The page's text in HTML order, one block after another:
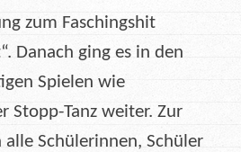
zum Faschingshit
Danach ging es in den
Spielen wie
Stopp-Tanz weiter. Zur
alle Schülerinnen, Schüler